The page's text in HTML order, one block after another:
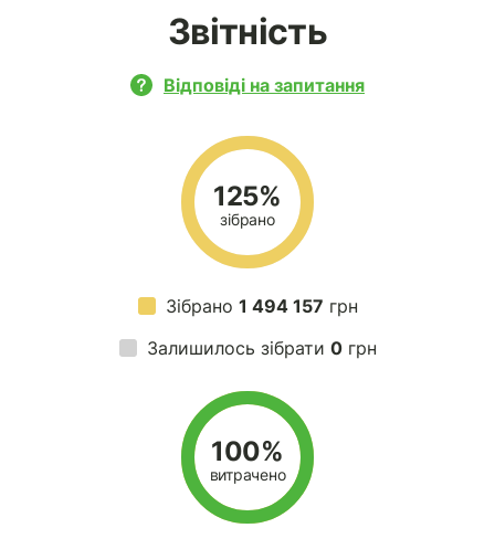
Звітність
Відповіді на запитання
125%
зібрано
Зібрано 1 494 157 грн
Залишилось зібрати 0грн
100%
витрачено